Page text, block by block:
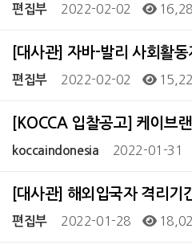
편집부 2022-02-02
[대사관] 자바-발리 사회활
편집부 2022-02-02
[KOCCA 입찰공고] 케이브
koccaindonesia 2022-01-31
[대사관] 해외입국자 격리
편집부 2022-01-28